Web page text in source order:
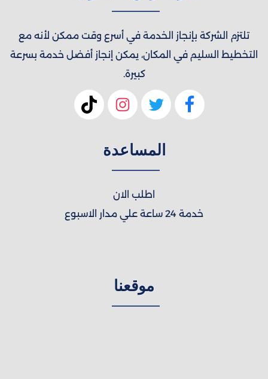
تلتزم الشركة بإنجاز الخدمة في أسرع وقت ممكن لأنه مع
التخطيط السليم في المكان، يمكن إنجاز أفضل خدمة بسرعة
كبيرة.
المساعدة
اطلب الان
خدمة 24 ساعة علي مدار الاسبوع
موقعنا